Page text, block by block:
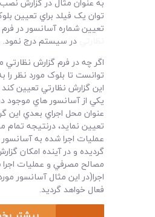
توان يک فيلد براي تعيين
تعيين شماره آسانسور در فرم
در سيستم درج نمود.
اگر چه در فرم گزارش نظارتي
توانست تا بلوک مورد نظر را
اين گزارش نظارتي تعيين
يکي از آسانسور هاي موجود
عنوان محل اجراي بعدي اين
تعيين نمايد، درنتيجه
عمليات اجرا شده به
گرديده و در آينده امکان
مصالح مصرفي و عمليات اجرا
اجرا(در اين مثال آسانسور
فعال خواهد گرديد.